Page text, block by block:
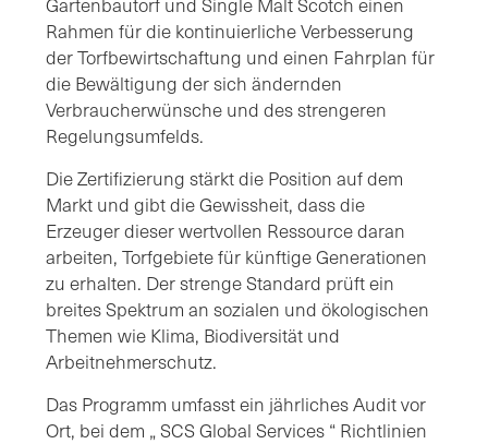
Gartenbautorf und Single Malt Scotch einen
Rahmen für die kontinuierliche Verbesserung
der Torfbewirtschaftung und einen Fahrplan für
die Bewältigung der sich ändernden
Verbraucherwünsche und des strengeren
Regelungsumfelds.
Die Zertifizierung stärkt die Position auf dem
Markt und gibt die Gewissheit, dass die
Erzeuger dieser wertvollen Ressource daran
arbeiten, Torfgebiete für künftige Generationen
zu erhalten. Der strenge Standard prüft ein
breites Spektrum an sozialen und ökologischen
Themen wie Klima, Biodiversität und
Arbeitnehmerschutz.
Das Programm umfasst ein jährliches Audit vor
Ort, bei dem „ SCS Global Services “ Richtlinien